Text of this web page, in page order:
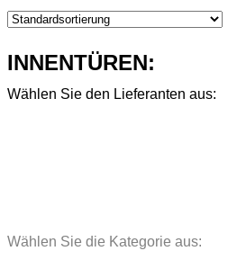
INNENTÜREN:
Wählen Sie den Lieferanten aus:
Wählen Sie die Kategorie aus: